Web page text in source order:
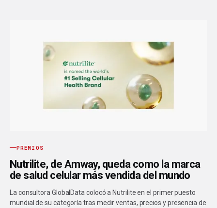
PREMIOS
Nutrilite, de Amway, queda como la marca
de salud celular más vendida del mundo
La consultora GlobalData colocó a Nutrilite en el primer puesto
mundial de su categoría tras medir ventas, precios y presencia de